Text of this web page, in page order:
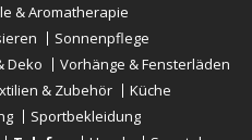
& Aromatherapie
Sonnenpflege
Deko
Vorhänge & Fensterläden
& Zubehör
Küche
Sportbekleidung